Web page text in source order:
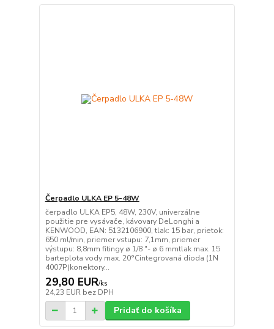
Čerpadlo ULKA EP 5-48W
čerpadlo ULKA EP5, 48W, 230V, univerzálne
použitie pre vysávače, kávovary DeLonghi a
KENWOOD, EAN: 5132106900, tlak: 15 bar, prietok:
650 ml/min, priemer vstupu: 7,1mm, priemer
výstupu: 8,8mm fitingy ø 1/8 "- ø 6 mmtlak max. 15
barteplota vody max. 20°Cintegrovaná dioda (1N
4007P)konektory...
29,80 EUR/ks
24,23 EUR bez DPH
Pridať do košíka